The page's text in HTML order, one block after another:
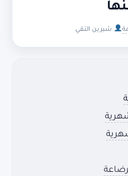
شيرين التقي